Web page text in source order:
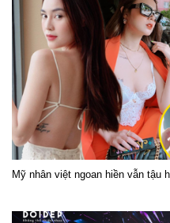
Mỹ nhân việt ngoan hiền vẫn tậu